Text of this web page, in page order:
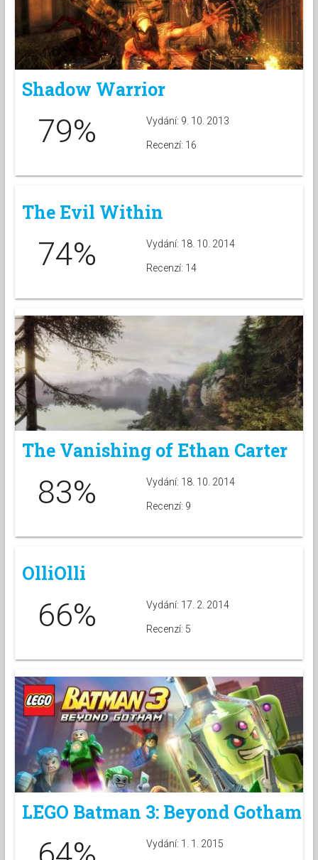
Shadow Warrior
79% Vydání: 9. 10. 2013
Recenzí: 16
The Evil Within
74% Vydání: 18. 10. 2014
Recenzí: 14
The Vanishing of Ethan Carter
83% Vydání: 18. 10. 2014
Recenzí: 9
OlliOlli
66% Vydání: 17. 2. 2014
Recenzí: 5
LEGO Batman 3: Beyond Gotham
Vydání: 1. 1. 2015